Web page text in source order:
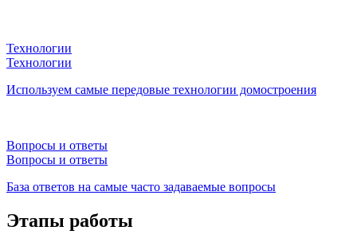
Технологии
Технологии
Используем самые передовые технологии домостроения
Вопросы и ответы
Вопросы и ответы
База ответов на самые часто задаваемые вопросы
Этапы работы